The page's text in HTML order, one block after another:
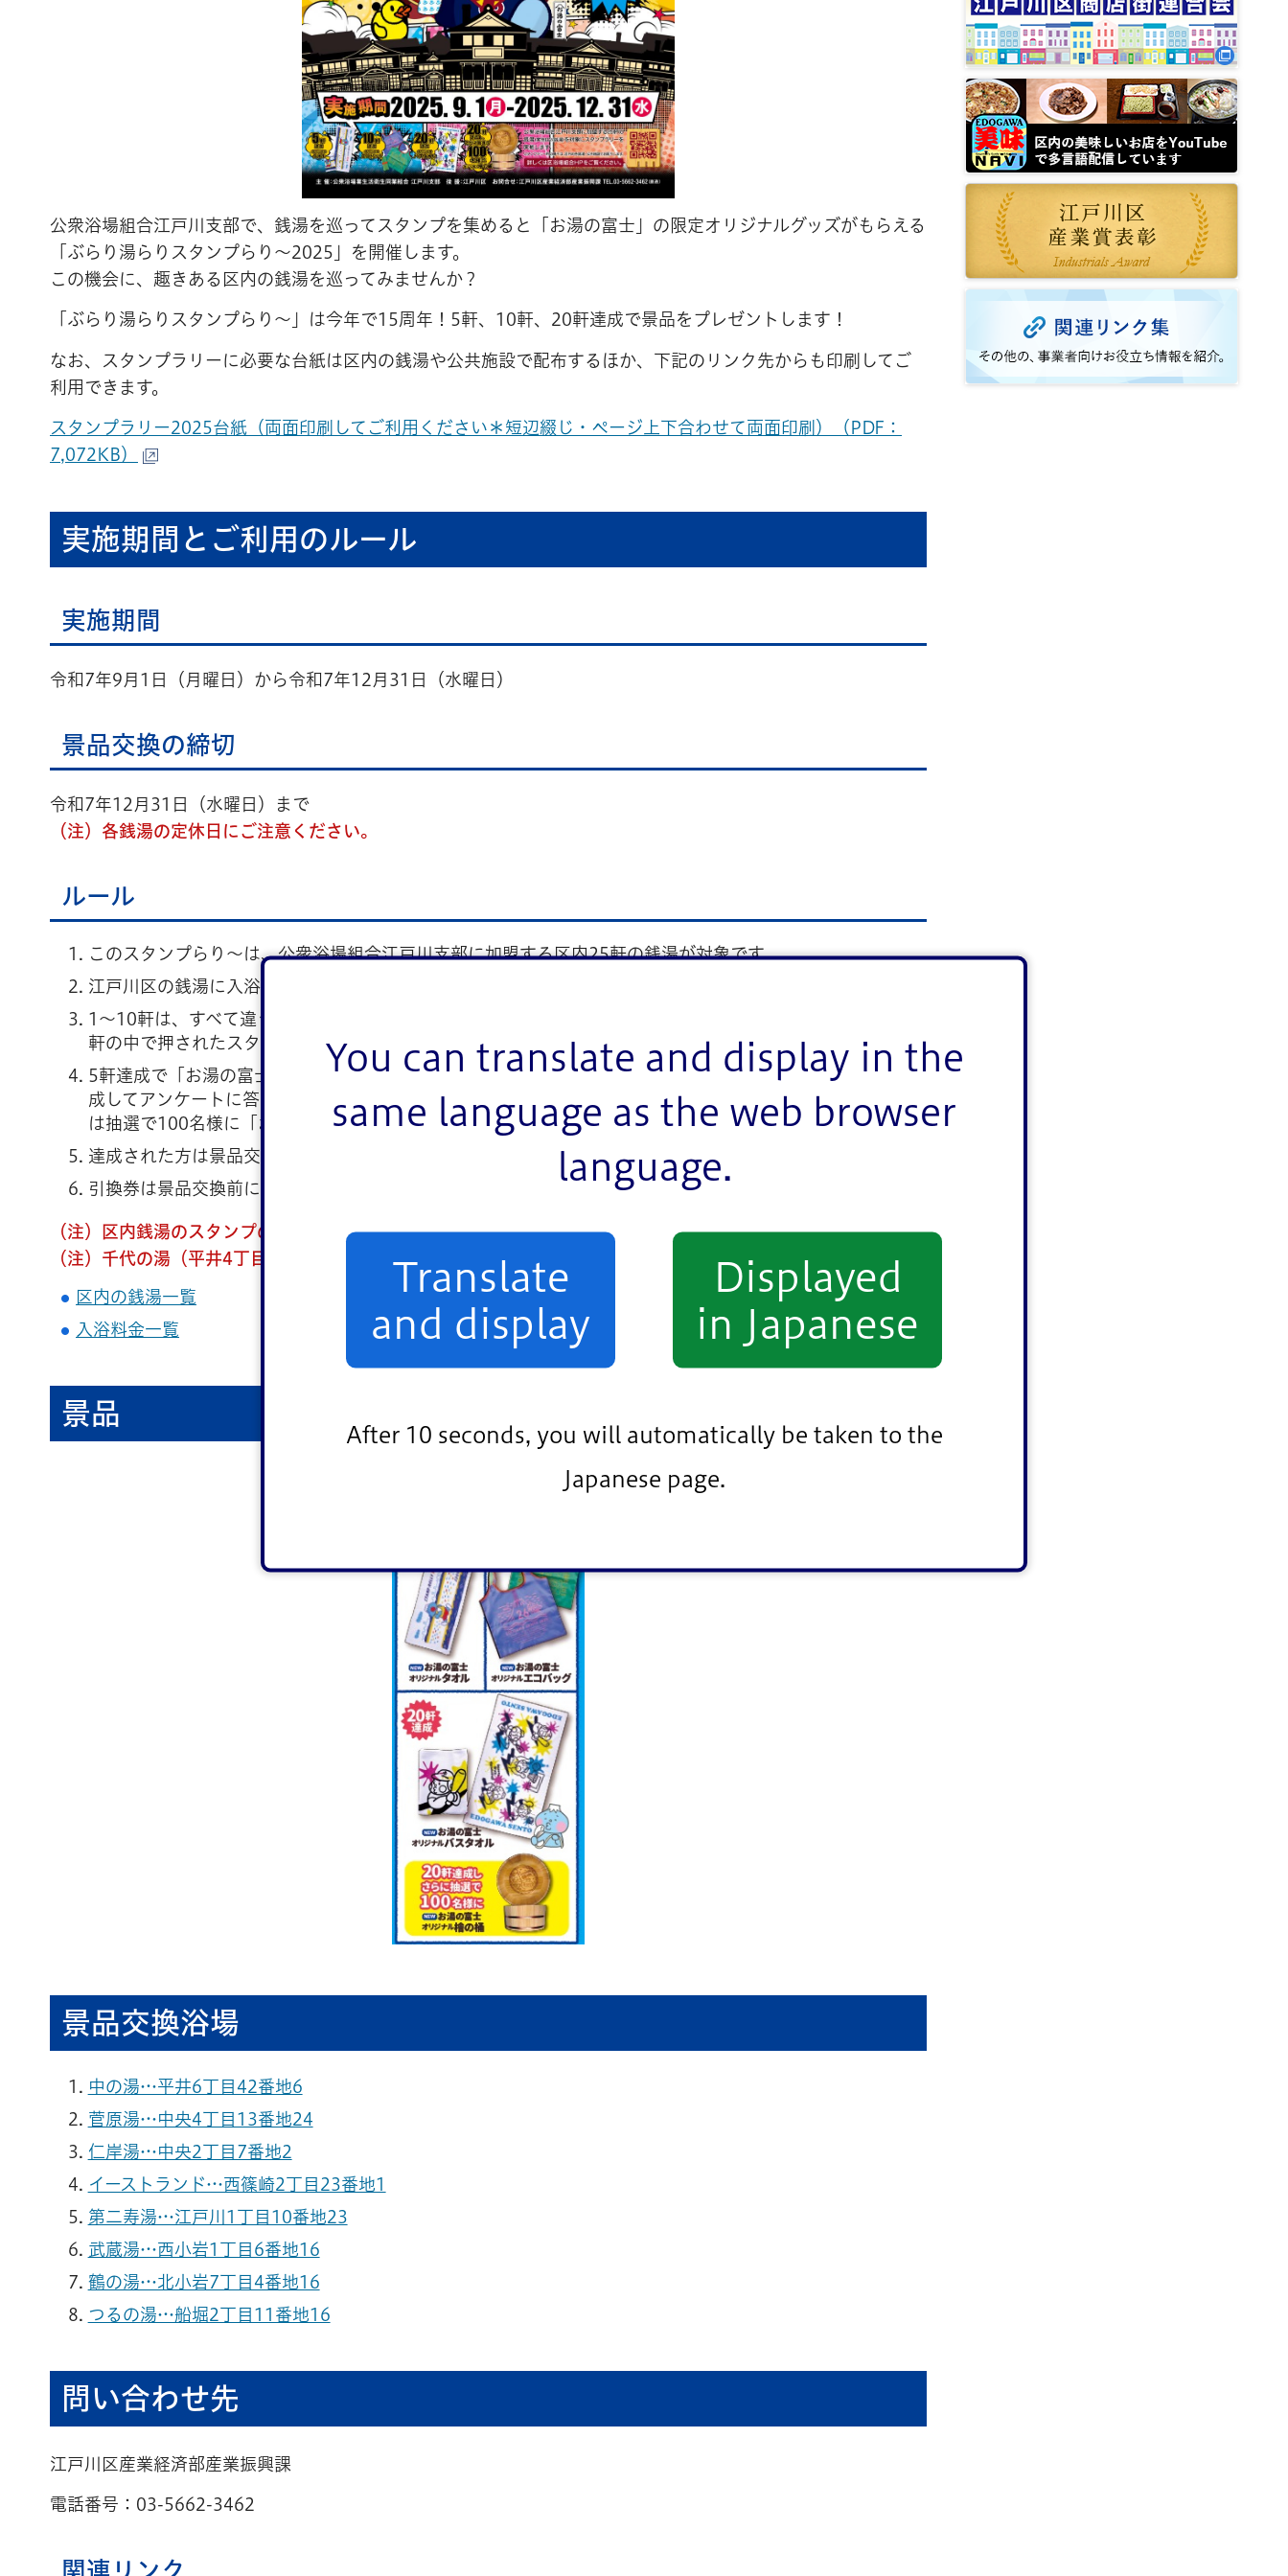
You can translate and display in the
same language as the web browser
language.
Translate
and display
Displayed
in Japanese
After 10 seconds, you will automatically be taken to the
Japanese page.
公衆浴場組合江戸川支部で、銭湯を巡ってスタンプを集めると「お湯の富士」の限定オリジナルグッズがもらえる
「ぶらり湯らりスタンプらり～2025」を開催します。
この機会に、趣きある区内の銭湯を巡ってみませんか？
「ぶらり湯らりスタンプらり～」は今年で15周年！5軒、10軒、20軒達成で景品をプレゼントします！
なお、スタンプラリーに必要な台紙は区内の銭湯や公共施設で配布するほか、下記のリンク先からも印刷してご
利用できます。
スタンプラリー2025台紙（両面印刷してご利用ください＊短辺綴じ・ページ上下合わせて両面印刷）（PDF：
7,072KB）
実施期間とご利用のルール
実施期間
令和7年9月1日（月曜日）から令和7年12月31日（水曜日）
景品交換の締切
令和7年12月31日（水曜日）まで
（注）各銭湯の定休日にご注意ください。
ルール
このスタンプらり～は、公衆浴場組合江戸川支部に加盟する区内25軒の銭湯が対象です。
江戸川区の銭湯に入浴するたびに、冊子にスタンプを押してもらいます。
1～10軒は、すべて違う銭湯のスタンプが必要です。11～20軒の中で同じスタンプは押せませんが、1～10
軒の中で押されたスタンプは重複可能です。
5軒達成で「お湯の富士オリジナルタオル」、10軒達成で「お湯の富士オリジナルエコバッグ」、20軒を達
成してアンケートに答えると「お湯の富士オリジナルバスタオル」をプレゼントします。さらに、希望者に
は抽選で100名様に「お湯の富士オリジナル檜桶」もプレゼントします。
達成された方は景品交換浴場にお越しください。
引換券は景品交換前に切り取ってしまうと景品をお渡しすることができませんのでご注意ください。
（注）区内銭湯のスタンプのみ有効です。
（注）千代の湯（平井4丁目）は長期休業中です。
区内の銭湯一覧
入浴料金一覧
景品
景品交換浴場
中の湯…平井6丁目42番地6
菅原湯…中央4丁目13番地24
仁岸湯…中央2丁目7番地2
イーストランド…西篠崎2丁目23番地1
第二寿湯…江戸川1丁目10番地23
武蔵湯…西小岩1丁目6番地16
鶴の湯…北小岩7丁目4番地16
つるの湯…船堀2丁目11番地16
問い合わせ先
江戸川区産業経済部産業振興課
電話番号：03-5662-3462
関連リンク